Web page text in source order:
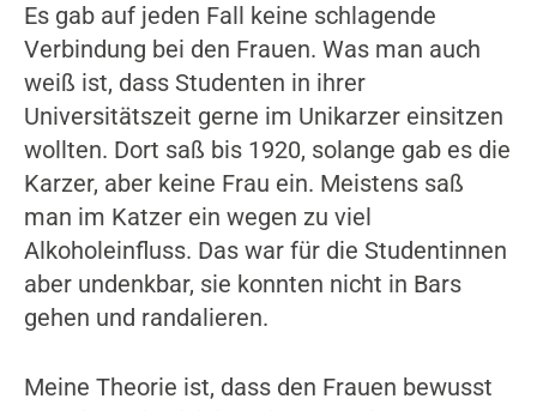
Es gab auf jeden Fall keine schlagende
Verbindung bei den Frauen. Was man auch
weiß ist, dass Studenten in ihrer
Universitätszeit gerne im Unikarzer einsitzen
wollten. Dort saß bis 1920, solange gab es die
Karzer, aber keine Frau ein. Meistens saß
man im Katzer ein wegen zu viel
Alkoholeinfluss. Das war für die Studentinnen
aber undenkbar, sie konnten nicht in Bars
gehen und randalieren.
Meine Theorie ist, dass den Frauen bewusst